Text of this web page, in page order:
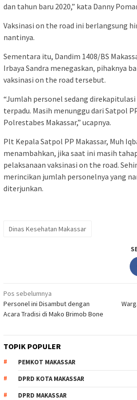
dan tahun baru 2020,” kata Danny
Vaksinasi on the road ini berlangsung
nantinya.
Sementara itu, Dandim 1408/BS
Irbaya Sandra menegaskan, pihaknya
vaksinasi on the road tersebut.
“Jumlah personel sedang
terpadu. Masih menunggu dari Satpol
Polrestabes Makassar,” ucapnya.
Plt Kepala Satpol PP Makassar, Muh
menambahkan, jika saat ini masih
pelaksanaan vaksinasi on the road.
merincikan jumlah personelnya yang
diterjunkan.
Dinas Kesehatan Makassar
Navigasi
pos
Pos sebelumnya
Personel ini Disambut dengan
Acara Tradisi di Mako Brimob Bone
TOPIK POPULER
PEMKOT MAKASSAR
DPRD KOTA MAKASSAR
DPRD MAKASSAR